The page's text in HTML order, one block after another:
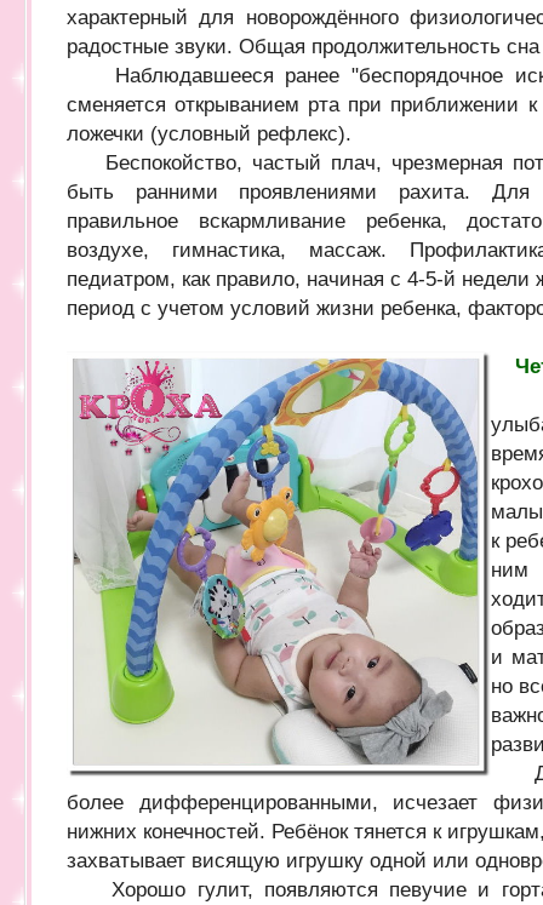
характерный для новорождённого
радостные звуки. Общая продолжительность
Наблюдавшееся ранее "беспорядочное
сменяется открыванием рта при приближении
ложечки (условный рефлекс).
Беспокойство, частый плач, чрезмерная
быть ранними проявлениями рахита. Для
правильное вскармливание ребенка,
воздухе, гимнастика, массаж.
педиатром, как правило, начиная с 4-5-й
период с учетом условий жизни ребенка,
к
ним
и
но
более дифференцированными, исчезает
нижних конечностей. Ребёнок тянется к
захватывает висящую игрушку одной или
Хорошо гулит, появляются певучие и